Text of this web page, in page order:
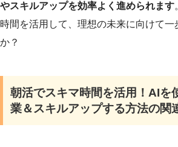
やスキルアップを効率よく進められます
時間を活用して、理想の未来に向けて
か？
朝活でスキマ時間を活用！AIを
業＆スキルアップする方法の関